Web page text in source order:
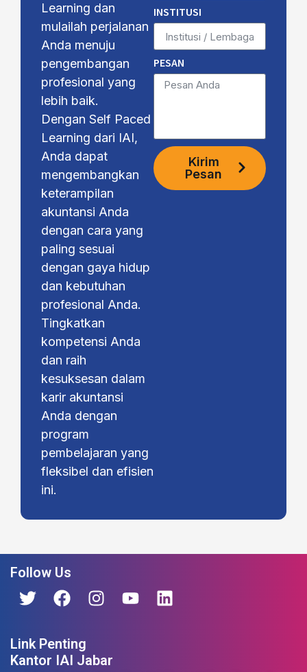
Learning dan
mulailah perjalanan
Anda menuju
pengembangan
profesional yang
lebih baik.
Dengan Self Paced
Learning dari IAI,
Anda dapat
mengembangkan
keterampilan
akuntansi Anda
dengan cara yang
paling sesuai
dengan gaya hidup
dan kebutuhan
profesional Anda.
Tingkatkan
kompetensi Anda
dan raih
kesuksesan dalam
karir akuntansi
Anda dengan
program
pembelajaran yang
fleksibel dan efisien
ini.
INSTITUSI
PESAN
Kirim
Pesan
Follow Us
Link Penting
Kantor IAI Jabar